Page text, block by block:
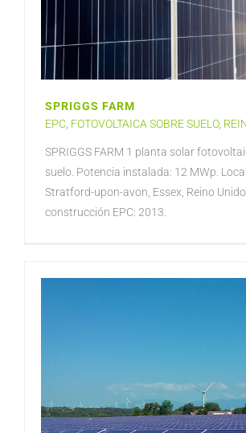
SPRIGGS FARM
EPC FOTOVOLTAICA SOBRE SUELO,
SPRIGGS FARM 1 planta solar
suelo. Potencia instalada: 12 MWp.
Stratford-upon-avon, Essex, Reino
construcción EPC: 2013.